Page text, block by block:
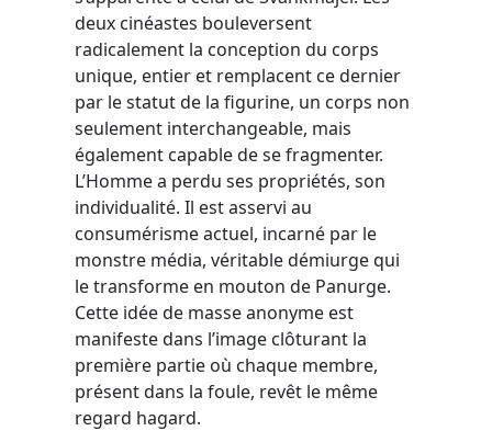
deux cinéastes bouleversent
radicalement la conception du corps
unique, entier et remplacent ce dernier
par le statut de la figurine, un corps non
seulement interchangeable, mais
également capable de se fragmenter.
L’Homme a perdu ses propriétés, son
individualité. Il est asservi au
consumérisme actuel, incarné par le
monstre média, véritable démiurge qui
le transforme en mouton de Panurge.
Cette idée de masse anonyme est
manifeste dans l’image clôturant la
première partie où chaque membre,
présent dans la foule, revêt le même
regard hagard.